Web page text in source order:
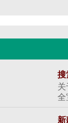
搜
关
全
新